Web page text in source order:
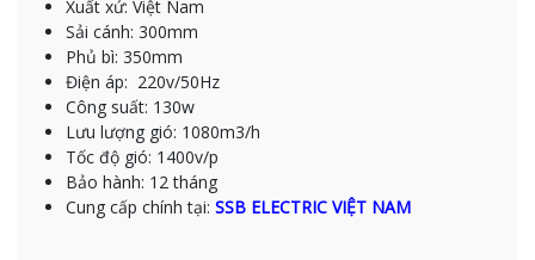
Xuất xứ: Việt Nam
Sải cánh: 300mm
Phủ bì: 350mm
Điện áp: 220v/50Hz
Công suất: 130w
Lưu lượng gió: 1080m3/h
Tốc độ gió: 1400v/p
Bảo hành: 12 tháng
Cung cấp chính tại: SSB ELECTRIC VIỆT NAM